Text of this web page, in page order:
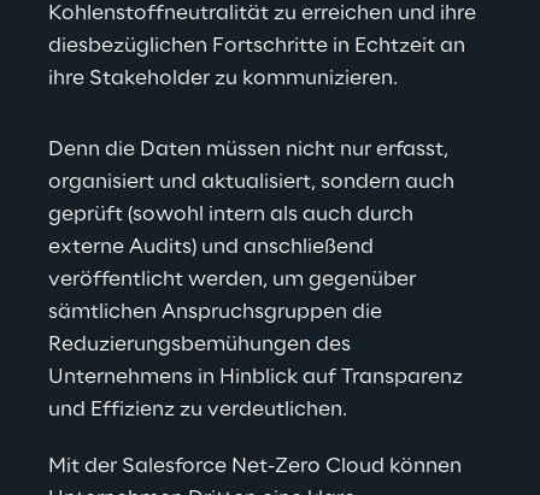
Kohlenstoffneutralität zu erreichen und ihre
diesbezüglichen Fortschritte in Echtzeit an
ihre Stakeholder zu kommunizieren.
Denn die Daten müssen nicht nur erfasst,
organisiert und aktualisiert, sondern auch
geprüft (sowohl intern als auch durch
externe Audits) und anschließend
veröffentlicht werden, um gegenüber
sämtlichen Anspruchsgruppen die
Reduzierungsbemühungen des
Unternehmens in Hinblick auf Transparenz
und Effizienz zu verdeutlichen.
Mit der Salesforce Net-Zero Cloud können